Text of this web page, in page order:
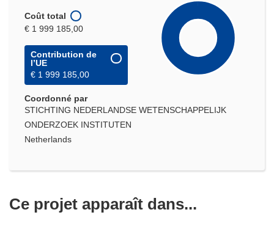
Coût total
€ 1 999 185,00
Contribution de
l’UE
€ 1 999 185,00
Coordonné par
STICHTING NEDERLANDSE WETENSCHAPPELIJK
ONDERZOEK INSTITUTEN
Netherlands
Ce projet apparaît dans...